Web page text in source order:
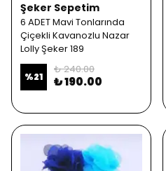
Şeker Sepetim
6 ADET Mavi Tonlarında
Çiçekli Kavanozlu Nazar
Lolly Şeker 189
%21
₺ 240.00
₺ 190.00